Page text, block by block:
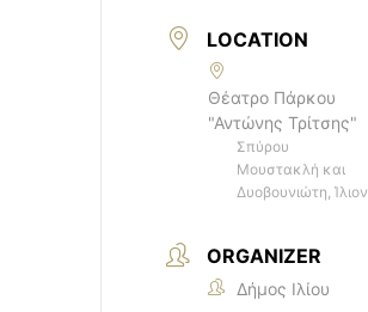
LOCATION
Θέατρο Πάρκου
"Αντώνης Τρίτσης"
Σπύρου
Μουστακλή και
Δυοβουνιώτη, Ίλιον
ORGANIZER
Δήμος Ιλίου